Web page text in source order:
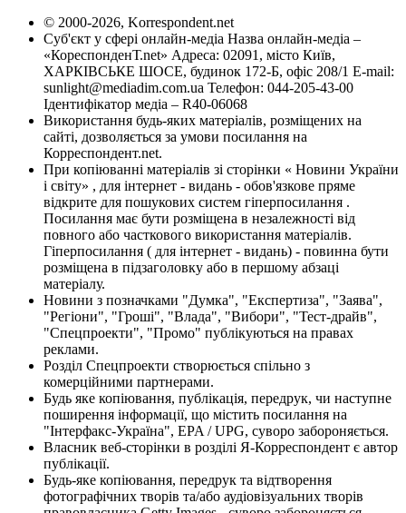
© 2000-2026, Korrespondent.net
Суб'єкт у сфері онлайн-медіа Назва онлайн-медіа –
«КореспонденТ.net» Адреса: 02091, місто Київ,
ХАРКІВСЬКЕ ШОСЕ, будинок 172-Б, офіс 208/1 E-mail:
sunlight@mediadim.com.ua Телефон: 044-205-43-00
Ідентифікатор медіа – R40-06068
Використання будь-яких матеріалів, розміщених на
сайті, дозволяється за умови посилання на
Корреспондент.net.
При копіюванні матеріалів зі сторінки « Новини України
і світу» , для інтернет - видань - обов'язкове пряме
відкрите для пошукових систем гіперпосилання .
Посилання має бути розміщена в незалежності від
повного або часткового використання матеріалів.
Гіперпосилання ( для інтернет - видань) - повинна бути
розміщена в підзаголовку або в першому абзаці
матеріалу.
Новини з позначками "Думка", "Експертиза", "Заява",
"Регіони", "Гроші", "Влада", "Вибори", "Тест-драйв",
"Спецпроекти", "Промо" публікуються на правах
реклами.
Розділ Спецпроекти створюється спільно з
комерційними партнерами.
Будь яке копіювання, публікація, передрук, чи наступне
поширення інформації, що містить посилання на
"Інтерфакс-Україна", EPA / UPG, суворо забороняється.
Власник веб-сторінки в розділі Я-Корреспондент є автор
публікації.
Будь-яке копіювання, передрук та відтворення
фотографічних творів та/або аудіовізуальних творів